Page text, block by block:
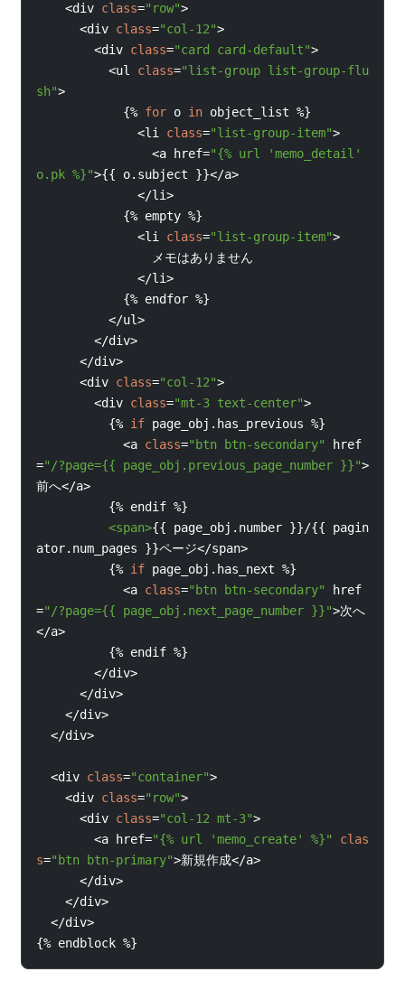
<div class="row">
<div class="col-12">
<div class="card card-default">
<ul class="list-group list-group-flu
sh">
{% for o in object_list %}
<li class="list-group-item">
<a href="{% url
o. pk %}">{{ o. subject }}</a>
</li>
{% empty %}
<li class="list-group-item">
メモはありません
</li>
{% endfor %}
</ul>
</div>
</div>
<div class="col-12">
<div class="mt-3 text-center">
{% if page_obj . has_previous %}
<a class="btn btn-secondary"
href
="/?page={{ page_obj . previous_page_number }}">
前へ</a>
{% endif %}
<span>{{ page_obj . number }}/{{
pagin
ator. num_pages }}ページ</span>
{% if page_obj . has_next %}
<a class="btn btn-secondary"
href
="/?page={{ page_obj . next_page_number }}">次へ
</a>
{% endif %}
</div>
</div>
</div>
</div>
<div class="container">
<div class="row">
<div class="col-12 mt-3">
<a href="{% url 'memo_create' %}"
clas
s="btn btn-primary">新規作成</a>
</div>
</div>
</div>
{% endblock %}